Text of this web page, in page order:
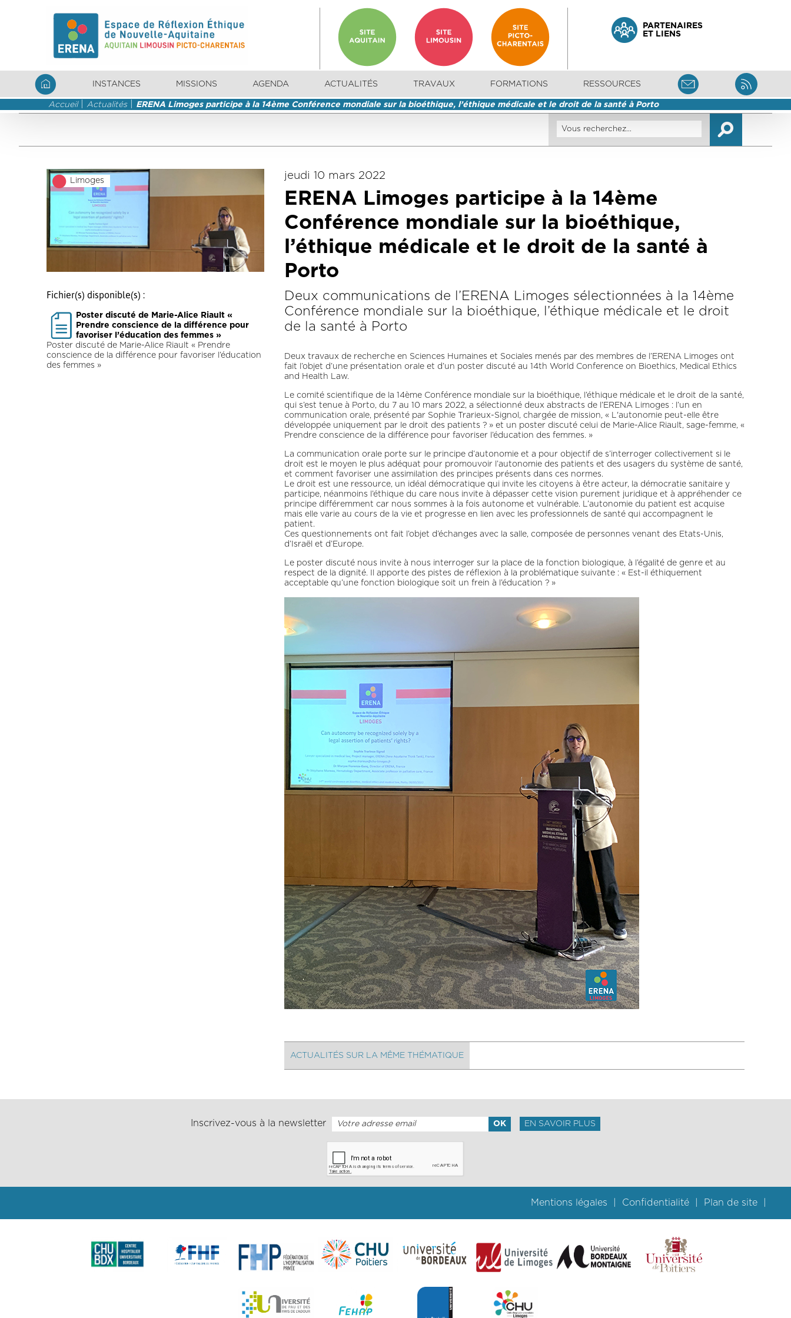
PARTENAIRES
ET LIENS
INSTANCES MISSIONS AGENDA ACTUALITÉS TRAVAUX FORMATIONS RESSOURCES
Accueil Actualités ERENA Limoges participe à la 14ème Conférence mondiale sur la bioéthique, l’éthique médicale et le droit de la santé à Porto
Limoges
Fichier(s) disponible(s) :
Poster discuté de Marie-Alice Riault «
Prendre conscience de la différence pour
favoriser l’éducation des femmes »
Poster discuté de Marie-Alice Riault « Prendre
conscience de la différence pour favoriser l’éducation
des femmes »
jeudi 10 mars 2022
ERENA Limoges participe à la 14ème
Conférence mondiale sur la bioéthique,
l’éthique médicale et le droit de la santé à
Porto
Deux communications de l’ERENA Limoges sélectionnées à la 14ème
Conférence mondiale sur la bioéthique, l’éthique médicale et le droit
de la santé à Porto
Deux travaux de recherche en Sciences Humaines et Sociales menés par des membres de l’ERENA Limoges ont
fait l’objet d’une présentation orale et d’un poster discuté au 14th World Conference on Bioethics, Medical Ethics
and Health Law.
Le comité scientifique de la 14ème Conférence mondiale sur la bioéthique, l’éthique médicale et le droit de la santé,
qui s’est tenue à Porto, du 7 au 10 mars 2022, a sélectionné deux abstracts de l’ERENA Limoges : l’un en
communication orale, présenté par Sophie Trarieux-Signol, chargée de mission, « L'autonomie peut-elle être
développée uniquement par le droit des patients ? » et un poster discuté celui de Marie-Alice Riault, sage-femme, «
Prendre conscience de la différence pour favoriser l’éducation des femmes. »
La communication orale porte sur le principe d’autonomie et a pour objectif de s’interroger collectivement si le
droit est le moyen le plus adéquat pour promouvoir l’autonomie des patients et des usagers du système de santé,
et comment favoriser une assimilation des principes présents dans ces normes.
Le droit est une ressource, un idéal démocratique qui invite les citoyens à être acteur, la démocratie sanitaire y
participe, néanmoins l’éthique du care nous invite à dépasser cette vision purement juridique et à appréhender ce
principe différemment car nous sommes à la fois autonome et vulnérable. L’autonomie du patient est acquise
mais elle varie au cours de la vie et progresse en lien avec les professionnels de santé qui accompagnent le
patient.
Ces questionnements ont fait l’objet d’échanges avec la salle, composée de personnes venant des Etats-Unis,
d’Israël et d’Europe.
Le poster discuté nous invite à nous interroger sur la place de la fonction biologique, à l’égalité de genre et au
respect de la dignité. Il apporte des pistes de réflexion à la problématique suivante : « Est-il éthiquement
acceptable qu’une fonction biologique soit un frein à l’éducation ? »
ACTUALITÉS SUR LA MÊME THÉMATIQUE
Inscrivez-vous à la newsletter EN SAVOIR PLUS
Mentions légales Confidentialité Plan de site